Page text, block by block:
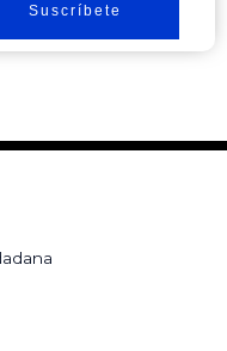
Suscríbete